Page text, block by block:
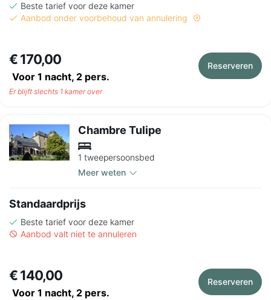
Beste tarief voor deze kamer
Aanbod onder voorbehoud van annulering
€ 170,00
Voor 1 nacht, 2 pers.
Reserveren
Er blijft slechts 1 kamer over
Chambre Tulipe
1 tweepersoonsbed
Meer weten
Standaardprijs
Beste tarief voor deze kamer
Aanbod valt niet te annuleren
€ 140,00
Voor 1 nacht, 2 pers.
Reserveren